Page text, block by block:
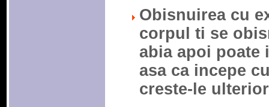
Obisnuirea cu
corpul ti se
abia apoi poate
asa ca incepe
creste-le